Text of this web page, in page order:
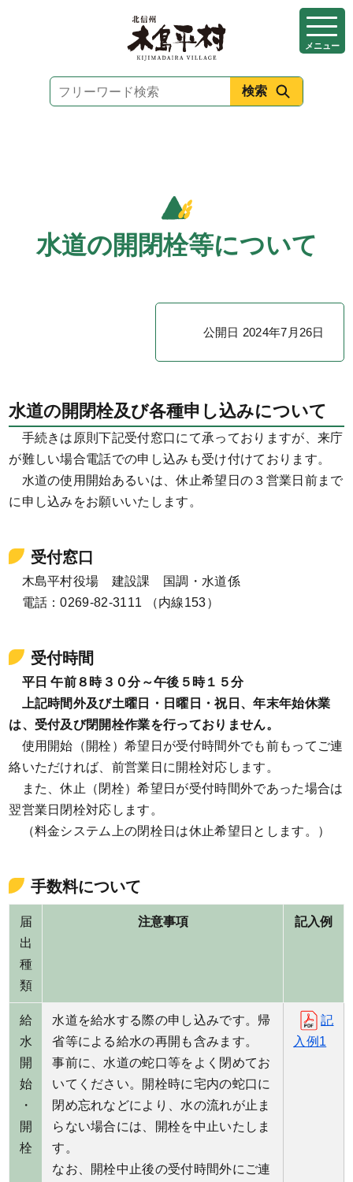
メニュー
水道の開閉栓等について
公開日 2024年7月26日
水道の開閉栓及び各種申し込みについて
手続きは原則下記受付窓口にて承っておりますが、来庁
が難しい場合電話での申し込みも受け付けております。
水道の使用開始あるいは、休止希望日の３営業日前まで
に申し込みをお願いいたします。
受付窓口
木島平村役場 建設課 国調・水道係
電話：0269-82-3111 （内線153）
受付時間
平日 午前８時３０分～午後５時１５分
上記時間外及び土曜日・日曜日・祝日、年末年始休業
は、受付及び閉開栓作業を行っておりません。
使用開始（開栓）希望日が受付時間外でも前もってご連
絡いただければ、前営業日に開栓対応します。
また、休止（閉栓）希望日が受付時間外であった場合は
翌営業日閉栓対応します。
（料金システム上の閉栓日は休止希望日とします。）
手数料について
届
出
種
類
注意事項 記入例
給
水
開
始
・
開
栓
水道を給水する際の申し込みです。帰
省等による給水の再開も含みます。
事前に、水道の蛇口等をよく閉めてお
いてください。開栓時に宅内の蛇口に
閉め忘れなどにより、水の流れが止ま
らない場合には、開栓を中止いたしま
す。
なお、開栓中止後の受付時間外にご連
記
入例1